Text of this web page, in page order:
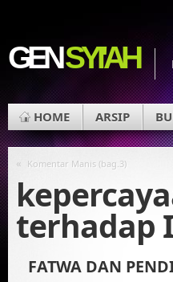
GENSYI'AH
HOME ARSIP
« Komentar Manis (bag.3)
terhadap
FATWA DAN